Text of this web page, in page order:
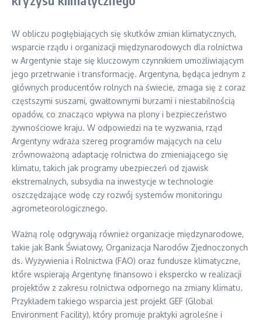
W obliczu pogłębiających się skutków zmian klimatycznych,
wsparcie rządu i organizacji międzynarodowych dla rolnictwa
w Argentynie staje się kluczowym czynnikiem umożliwiającym
jego przetrwanie i transformację. Argentyna, będąca jednym z
głównych producentów rolnych na świecie, zmaga się z coraz
częstszymi suszami, gwałtownymi burzami i niestabilnością
opadów, co znacząco wpływa na plony i bezpieczeństwo
żywnościowe kraju. W odpowiedzi na te wyzwania, rząd
Argentyny wdraża szereg programów mających na celu
zrównoważoną adaptację rolnictwa do zmieniającego się
klimatu, takich jak programy ubezpieczeń od zjawisk
ekstremalnych, subsydia na inwestycje w technologie
oszczędzające wodę czy rozwój systemów monitoringu
agrometeorologicznego.
Ważną rolę odgrywają również organizacje międzynarodowe,
takie jak Bank Światowy, Organizacja Narodów Zjednoczonych
ds. Wyżywienia i Rolnictwa (FAO) oraz fundusze klimatyczne,
które wspierają Argentynę finansowo i ekspercko w realizacji
projektów z zakresu rolnictwa odpornego na zmiany klimatu.
Przykładem takiego wsparcia jest projekt GEF (Global
Environment Facility), który promuje praktyki agroleśne i